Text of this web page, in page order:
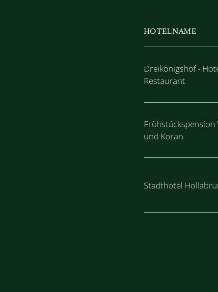
HOTELNAME
Dreikönigshof -
Restaurant
Frühstückspension
und Koran
Stadthotel